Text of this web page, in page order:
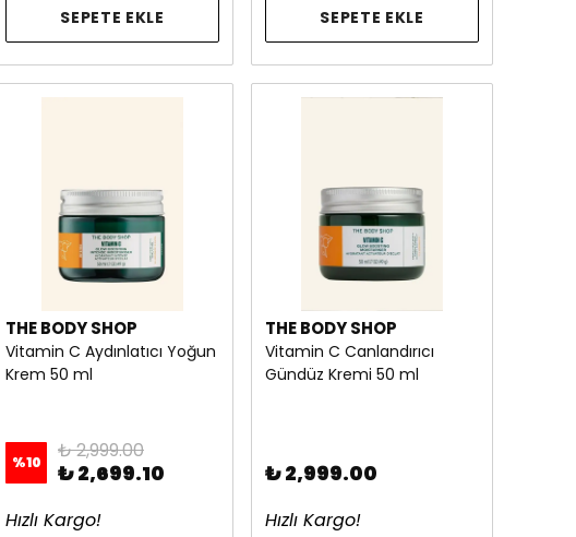
SEPETE EKLE SEPETE EKLE
THE BODY SHOP
Vitamin C Aydınlatıcı Yoğun
Krem 50 ml
%10 ₺ 2,999.00
₺ 2,699.10
Hızlı Kargo!
THE BODY SHOP
Vitamin C Canlandırıcı
Gündüz Kremi 50 ml
₺ 2,999.00
Hızlı Kargo!